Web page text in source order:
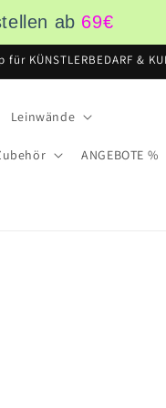
ab 69€
KÜNSTLERBEDARF &
Leinwände
ANGEBOTE %